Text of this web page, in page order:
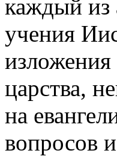
каждый из
учения
царства,
на
вопросов